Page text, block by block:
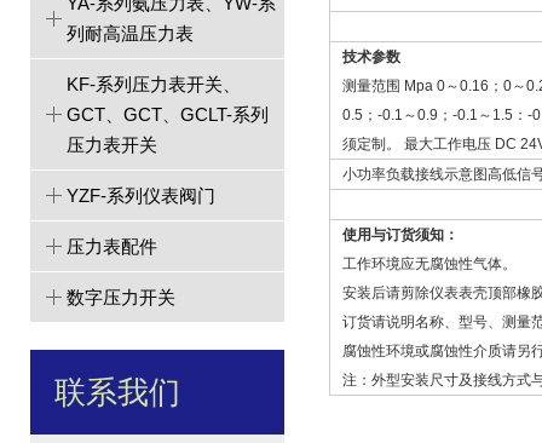
列耐高温压力表
KF-系列压力表开关、
GCT、GCT、GCLT-系列
压力表开关
YZF-系列仪表阀门
压力表配件
数字压力开关
联系我们
技术参数
测量范围 Mpa 0～0.16；0～
0.5；-0.1～0.9；-0.1～1.5：-
须定制。 最大工作电压 DC
小功率负载接线示意图高低信
使用与订货须知：
工作环境应无腐蚀性气体。
安装后请剪除仪表表壳顶部橡
订货请说明名称、型号、测量
腐蚀性环境或腐蚀性介质请另
注：外型安装尺寸及接线方式